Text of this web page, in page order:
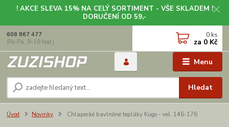
! AKCE SLEVA 15% NA CELÝ SORTIMENT - VŠE SKLADEM !
DORUČENÍ OD 59,-
Menu
Hledat
608 867 477
(Po-Pá, 9-18 hod.)
0 ks
za 0 Kč
Úvod Novinky Chlapecké bavlněné tepláky Kugo - vel. 146-176